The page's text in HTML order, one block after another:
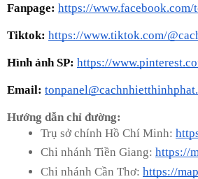
Fanpage: https://
Tiktok: https://www.tiktok.com/
Hình ảnh SP: https://
Email:
Hướng dẫn chỉ đường:
Trụ sở chính Hồ Chí Minh:
Chi nhánh Tiền Giang: https://
Chi nhánh Cần Thơ: https://